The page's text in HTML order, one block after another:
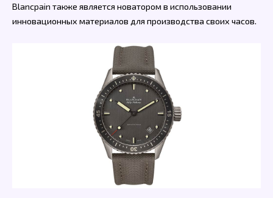
Blancpain также является новатором в использовании
инновационных материалов для производства своих часов.